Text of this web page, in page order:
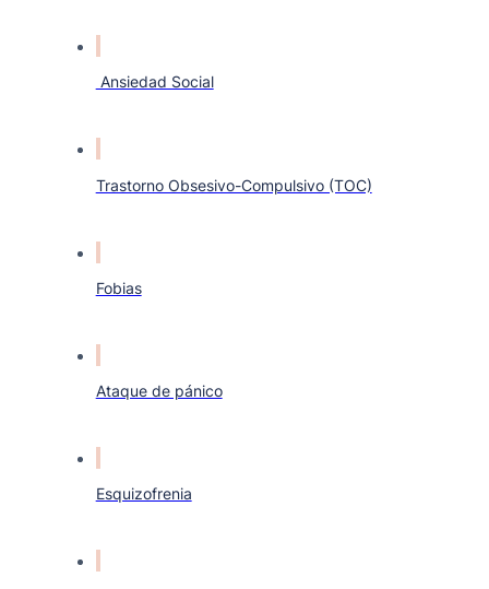
Ansiedad Social
Trastorno Obsesivo-Compulsivo (TOC)
Fobias
Ataque de pánico
Esquizofrenia